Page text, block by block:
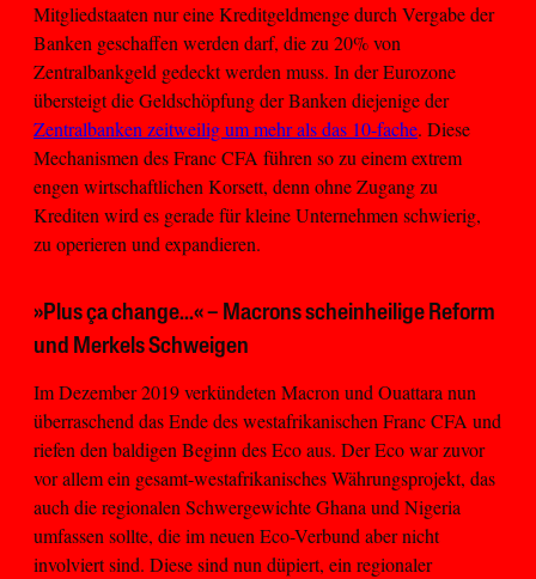
Mitgliedstaaten nur eine Kreditgeldmenge durch Vergabe der
Banken geschaffen werden darf, die zu 20% von
Zentralbankgeld gedeckt werden muss. In der Eurozone
übersteigt die Geldschöpfung der Banken diejenige der
Zentralbanken zeitweilig um mehr als das 10-fache. Diese
Mechanismen des Franc CFA führen so zu einem extrem
engen wirtschaftlichen Korsett, denn ohne Zugang zu
Krediten wird es gerade für kleine Unternehmen schwierig,
zu operieren und expandieren.
»Plus ça change...« – Macrons scheinheilige Reform
und Merkels Schweigen
Im Dezember 2019 verkündeten Macron und Ouattara nun
überraschend das Ende des westafrikanischen Franc CFA und
riefen den baldigen Beginn des Eco aus. Der Eco war zuvor
vor allem ein gesamt-westafrikanisches Währungsprojekt, das
auch die regionalen Schwergewichte Ghana und Nigeria
umfassen sollte, die im neuen Eco-Verbund aber nicht
involviert sind. Diese sind nun düpiert, ein regionaler